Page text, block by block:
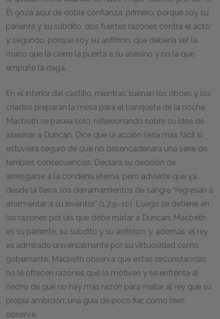
Él goza aquí de doble confianza: primero, porque soy su
pariente y su súbdito, dos fuertes razones contra el acto;
y segundo, porque soy su anfitrión, que debería ser la
mano que le cierre la puerta a su asesino y no la que
empuñe la daga.
En el interior del castillo, mientras suenan los oboes y los
criados preparan la mesa para el banquete de la noche,
Macbeth se pasea solo, reflexionando sobre su idea de
asesinar a Duncan. Dice que la acción sería más fácil si
estuviera seguro de que no desencadenara una serie de
terribles consecuencias. Declara su decisión de
arriesgarse a la condena eterna, pero advierte que ya
desde la tierra, los derramamientos de sangre “regresan a
atormentar a su inventor” (1.7.9–10). Luego se detiene en
las razones por las que debe matar a Duncan: Macbeth
es su pariente, su súbdito y su anfitrión; y, además, el rey
es admirado universalmente por su virtuosidad como
gobernante. Macbeth observa que estas circunstancias
no le ofrecen razones que lo motiven y se enfrenta al
hecho de que no hay más razón para matar al rey que su
propia ambición, una guía de poco fiar, como bien
observa.